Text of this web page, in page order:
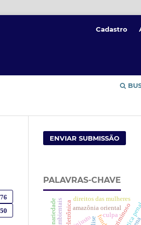
Cadastro
ENVIAR SUBMISSÃO
PALAVRAS-CHAVE
criminoso
injusto culpa
amazônia oriental
direitos das mulheres